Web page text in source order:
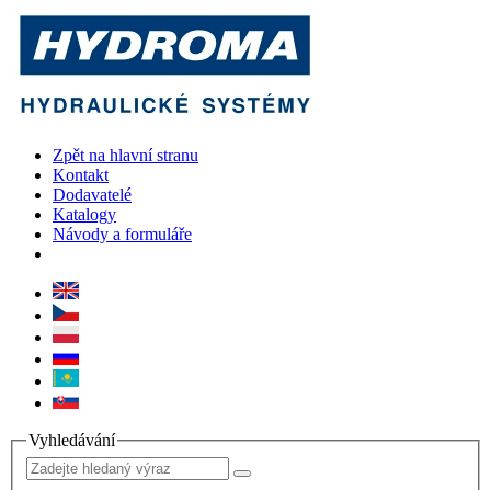
Zpět na hlavní stranu
Kontakt
Dodavatelé
Katalogy
Návody a formuláře
Vyhledávání